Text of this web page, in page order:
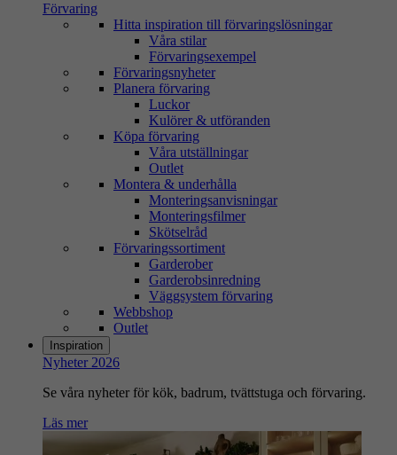
Förvaring
Hitta inspiration till förvaringslösningar
Våra stilar
Förvaringsexempel
Förvaringsnyheter
Planera förvaring
Luckor
Kulörer & utföranden
Köpa förvaring
Våra utställningar
Outlet
Montera & underhålla
Monteringsanvisningar
Monteringsfilmer
Skötselråd
Förvaringssortiment
Garderober
Garderobsinredning
Väggsystem förvaring
Webbshop
Outlet
Inspiration
Nyheter 2026
Se våra nyheter för kök, badrum, tvättstuga och förvaring.
Läs mer